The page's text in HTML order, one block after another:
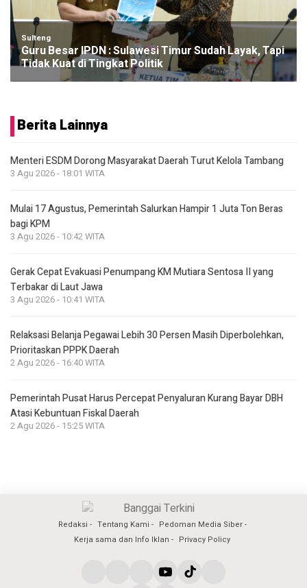
Sulteng
Guru Besar IPDN : Sulawesi Timur Sudah Layak, Tapi
Tidak Kuat di Tingkat Politik
Berita Lainnya
Menteri ESDM Dorong Masyarakat Daerah Turut Kelola Tambang
3 Agu 2026 - 18:01 WITA
Mulai 17 Agustus, Pemerintah Salurkan Hampir 1 Juta Ton Beras
bagi KPM
3 Agu 2026 - 10:42 WITA
Gerak Cepat Evakuasi Penumpang KM Mutiara Sentosa II yang
Terbakar di Laut Jawa
3 Agu 2026 - 10:41 WITA
Relaksasi Belanja Pegawai Lebih 30 Persen Masih Diperbolehkan,
Prioritaskan PPPK Daerah
2 Agu 2026 - 16:40 WITA
Pemerintah Pusat Harus Percepat Penyaluran Kurang Bayar DBH
Atasi Kebuntuan Fiskal Daerah
2 Agu 2026 - 15:25 WITA
Redaksi Tentang Kami
Pedoman Media Siber
Kerja sama dan Info Iklan
Privacy Policy